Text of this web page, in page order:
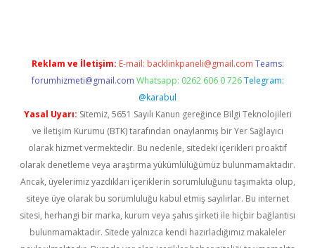
Reklam ve İletişim: E-mail: backlinkpaneli@gmail.com Teams:
forumhizmeti@gmail.com Whatsapp: 0262 606 0 726 Telegram:
@karabul
Yasal Uyarı: Sitemiz, 5651 Sayılı Kanun gereğince Bilgi Teknolojileri
ve İletişim Kurumu (BTK) tarafından onaylanmış bir Yer Sağlayıcı
olarak hizmet vermektedir. Bu nedenle, sitedeki içerikleri proaktif
olarak denetleme veya araştırma yükümlülüğümüz bulunmamaktadır.
Ancak, üyelerimiz yazdıkları içeriklerin sorumluluğunu taşımakta olup,
siteye üye olarak bu sorumluluğu kabul etmiş sayılırlar. Bu internet
sitesi, herhangi bir marka, kurum veya şahıs şirketi ile hiçbir bağlantısı
bulunmamaktadır. Sitede yalnızca kendi hazırladığımız makaleler